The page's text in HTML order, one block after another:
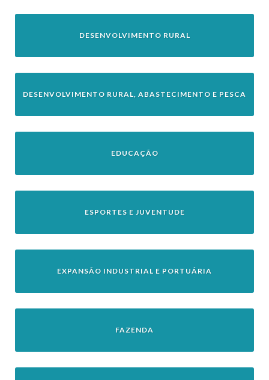
DESENVOLVIMENTO RURAL
DESENVOLVIMENTO RURAL, ABASTECIMENTO E PESCA
EDUCAÇÃO
ESPORTES E JUVENTUDE
EXPANSÃO INDUSTRIAL E PORTUÁRIA
FAZENDA